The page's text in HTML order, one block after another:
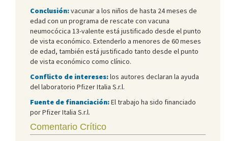
Conclusión:vacunar a los niños de hasta 24 meses de
edad con un programa de rescate con vacuna
neumocócica 13-valente está justificado desde el punto
de vista económico. Extenderlo a menores de 60 meses
de edad, también está justificado tanto desde el punto
de vista económico como clínico.
Conflicto de intereses:los autores declaran la ayuda
del laboratorio Pfizer Italia S.r.l.
Fuente de financiación:El trabajo ha sido financiado
por Pfizer Italia S.r.l.
Comentario Crítico